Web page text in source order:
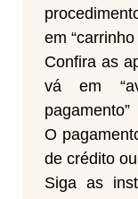
em
Confira as
vá em
pagamento”
O
de crédito
Siga as